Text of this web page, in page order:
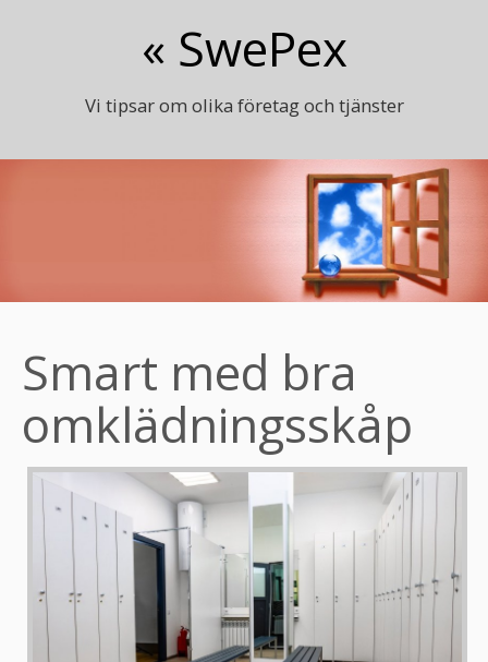
« SwePex
Vi tipsar om olika företag och tjänster
Smart med bra
omklädningsskåp